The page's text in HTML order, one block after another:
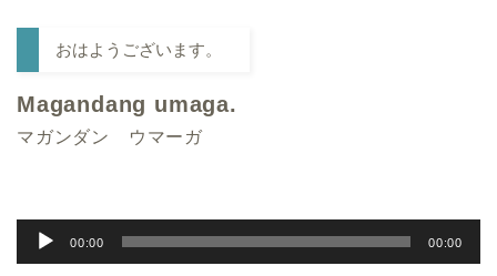
おはようございます。
Magandang umaga.
マガンダン ウマーガ
声
00:00 00:00